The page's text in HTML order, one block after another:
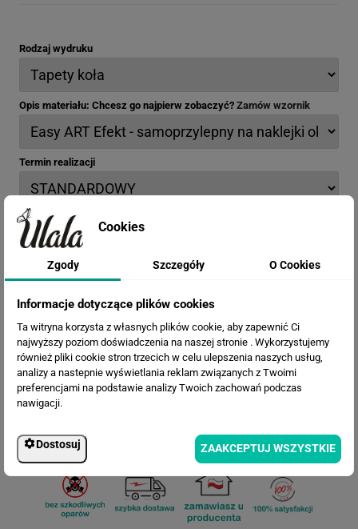
Rodzaj wydruku
Opis materiału: Chcesz go najpierw zobaczyć? Zamów wzornik
Termin realizacji
Efekty
Wielkość wzoru
Cookies
Zgody Szczegóły O Cookies
Informacje dotyczące plików cookies
Ta witryna korzysta z własnych plików cookie, aby zapewnić Ci
najwyższy poziom doświadczenia na naszej stronie . Wykorzystujemy
również pliki cookie stron trzecich w celu ulepszenia naszych usług,
analizy a nastepnie wyświetlania reklam związanych z Twoimi
preferencjami na podstawie analizy Twoich zachowań podczas
nawigacji.
Dostosuj ZAAKCEPTUJ WSZYSTKIE